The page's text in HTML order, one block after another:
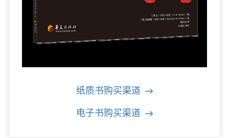
纸质书购买渠道
电子书购买渠道